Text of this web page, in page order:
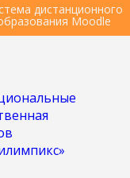
дистанционного
Moodle